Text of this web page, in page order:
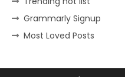
Grammarly Signup
Most Loved Posts